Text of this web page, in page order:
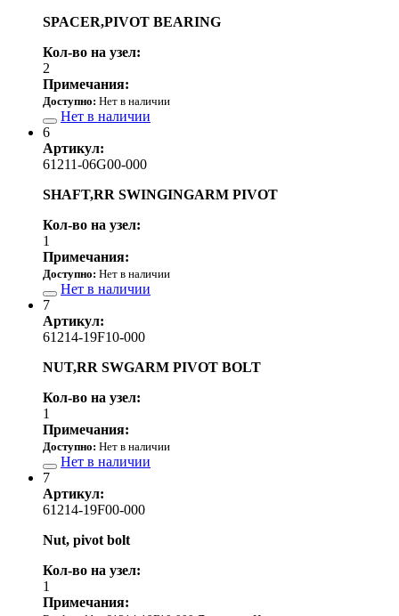
SPACER,PIVOT BEARING
Кол-во на узел:
2
Примечания:
Доступно: Нет в наличии
Нет в наличии
6
Артикул:
61211-06G00-000
SHAFT,RR SWINGINGARM PIVOT
Кол-во на узел:
1
Примечания:
Доступно: Нет в наличии
Нет в наличии
7
Артикул:
61214-19F10-000
NUT,RR SWGARM PIVOT BOLT
Кол-во на узел:
1
Примечания:
Доступно: Нет в наличии
Нет в наличии
7
Артикул:
61214-19F00-000
Nut, pivot bolt
Кол-во на узел:
1
Примечания: